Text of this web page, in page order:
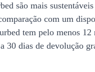
são mais
com um
tem pelo menos 12
30 dias de devolução